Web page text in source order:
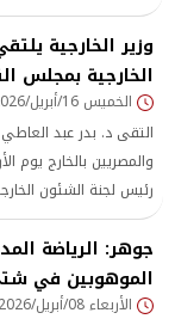
2026، بمشاركة
الفساد من مختلف دول
وزير الخارجية
الخارجية بمجلس
الخميس 16/أبريل/2026 - 10:41 ص
التقى د. بدر عبد العاطي
رئيس لجنة الشئون
اللقاءات التي يجريها
خلال زيارته لواشنطن.
جوهر: الرياضة
الموهوبين في
الأربعاء 08/أبريل/2026 - 08:35 م